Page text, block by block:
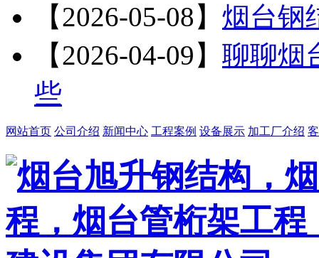
【2026-05-08】 烟台钢
【2026-04-09】 聊聊烟
些
网站首页 公司介绍 新闻中心 工程案例 设备展示 加工厂介绍